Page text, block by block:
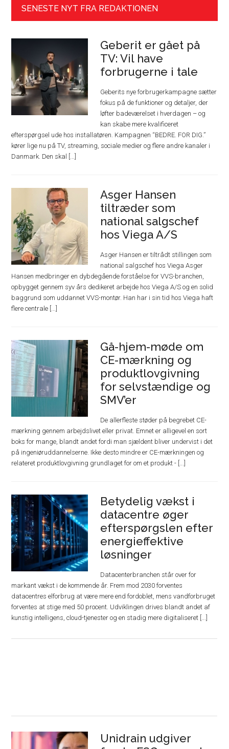
SENESTE NYT FRA REDAKTIONEN
Geberit er gået på
TV: Vil have
forbrugerne i tale
Geberits nye forbrugerkampagne sætter
fokus på de funktioner og detaljer, der
løfter badeværelset i hverdagen – og
kan skabe mere kvalificeret
efterspørgsel ude hos installatøren. Kampagnen “BEDRE. FOR DIG.”
kører lige nu på TV, streaming, sociale medier og flere andre kanaler i
Danmark. Den skal [...]
Asger Hansen
tiltræder som
national salgschef
hos Viega A/S
Asger Hansen er tiltrådt stillingen som
national salgschef hos Viega Asger
Hansen medbringer en dybdegående forståelse for VVS-branchen,
opbygget gennem syv års dedikeret arbejde hos Viega A/S og en solid
baggrund som uddannet VVS-montør. Han har i sin tid hos Viega haft
flere centrale [...]
Gå-hjem-møde om
CE-mærkning og
produktlovgivning
for selvstændige og
SMV’er
De allerfleste støder på begrebet CE-
mærkning gennem arbejdslivet eller privat. Emnet er alligevel en sort
boks for mange, blandt andet fordi man sjældent bliver undervist i det
på ingeniøruddannelserne. Ikke desto mindre er CE-mærkningen og
relateret produktlovgivning grundlaget for om et produkt - [...]
Betydelig vækst i
datacentre øger
efterspørgslen efter
energieffektive
løsninger
Datacenterbranchen står over for
markant vækst i de kommende år. Frem mod 2030 forventes
datacentres elforbrug at være mere end fordoblet, mens vandforbruget
forventes at stige med 50 procent. Udviklingen drives blandt andet af
kunstig intelligens, cloud-tjenester og en stadig mere digitaliseret [...]
Unidrain udgiver